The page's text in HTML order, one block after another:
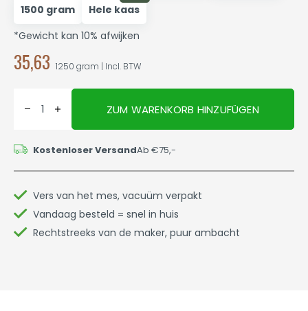
1500 gram
Hele kaas
*Gewicht kan 10% afwijken
35,63 1250 gram | Incl. BTW
ZUM WARENKORB HINZUFÜGEN
Kostenloser VersandAb €75,-
Vers van het mes, vacuüm verpakt
Vandaag besteld = snel in huis
Rechtstreeks van de maker, puur ambacht